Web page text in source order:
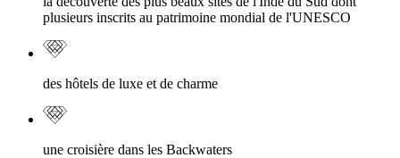
plusieurs inscrits au patrimoine mondial de l'UNESCO
des hôtels de luxe et de charme
une croisière dans les Backwaters